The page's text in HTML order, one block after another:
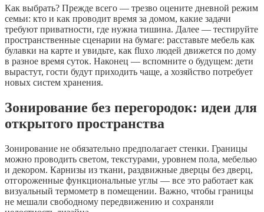
Как выбрать? Прежде всего — трезво оцените дневной режим
семьи: кто и как проводит время за домом, какие задачи
требуют приватности, где нужна тишина. Далее — тестируйте
пространственные сценарии на бумаге: расставьте мебель как
булавки на карте и увидьте, как fluxo людей движется по дому
в разное время суток. Наконец — вспомните о будущем: дети
вырастут, гости будут приходить чаще, а хозяйство потребует
новых систем хранения.
Зонирование без перегородок: идеи для
открытого пространства
Зонирование не обязательно предполагает стенки. Границы
можно проводить светом, текстурами, уровнем пола, мебелью
и декором. Карнизы из ткани, раздвижные дверцы без дверц,
отгороженные функциональные углы — все это работает как
визуальный термометр в помещении. Важно, чтобы границы
не мешали свободному передвижению и сохраняли